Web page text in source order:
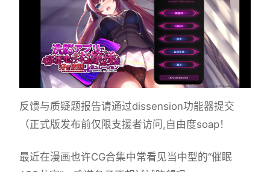
反馈与质疑题报告请通过dissension功能器提交
（正式版发布前仅限支援者访问,自由度soap！
最近在漫画也许CG合集中常看见当中型的“催眠